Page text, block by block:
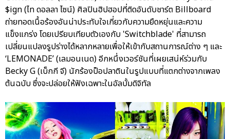
$ign (ไท ดอลลา ไซน์) ศิลปินฮิปฮอปที่ติดอันดับชาร์ต Billboard
ถ่ายทอดเนื้อร้องอันน่าประทับใจเกี่ยวกับความยืดหยุ่นและความ
แข็งแกร่ง โดยเปรียบเทียบตัวเองกับ 'Switchblade' ที่สามารถ
เปลี่ยนแปลงรูปร่างได้หลากหลายเพื่อให้เข้ากับสถานการณ์ต่าง ๆ และ
‘LEMONADE’ (เลมอนเนด) อีกหนึ่งเวอร์ชันที่เผยเสน่ห์ร่วมกับ
Becky G (เบ็กกี จี) นักร้องป็อปลาตินในรูปแบบที่แตกต่างจากเพลง
ต้นฉบับ ซึ่งจะปล่อยให้ฟังเฉพาะในอัลบั้มดิจิทัล